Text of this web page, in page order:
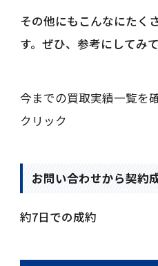
その他にもこんなにたく
す。ぜひ、参考にしてみ
今までの買取実績一覧を
クリック
お問い合わせから契約
約7日での成約